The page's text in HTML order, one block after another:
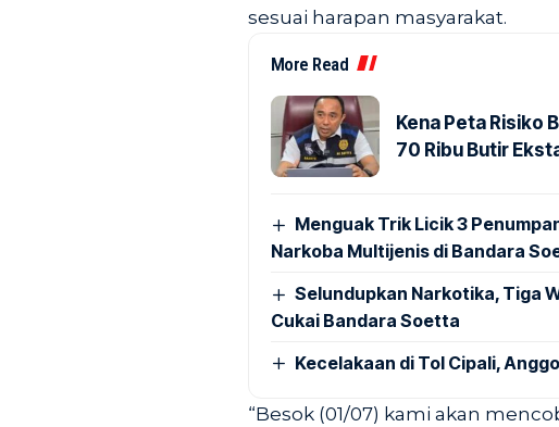
sesuai harapan masyarakat.
More Read
Kena Peta Risiko
70 Ribu Butir
Menguak Trik Licik 3
Narkoba Multijenis di Bandara
Selundupkan Narkotika, Tiga
Cukai Bandara Soetta
Kecelakaan di Tol Cipali,
“Besok (01/07) kami akan